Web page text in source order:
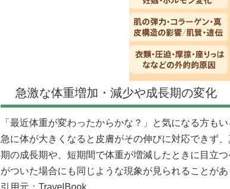
急激な体重増加・減少や成長期の変化
「最近体重が変わったからかな？」と気になる方も
急に体が大きくなると皮膚がその伸びに対応できず
期の成長期や、短期間で体重が増減したときに目立
がついた場合にも同じような現象が見られることがあ